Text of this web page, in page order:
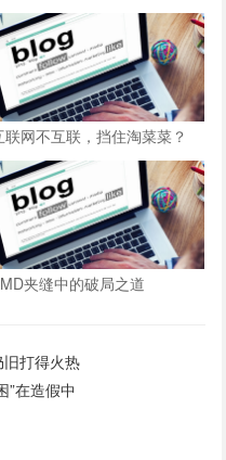
好过
联网不互联，挡住淘菜菜？
夹缝中的破局之道
打得火热
”在造假中